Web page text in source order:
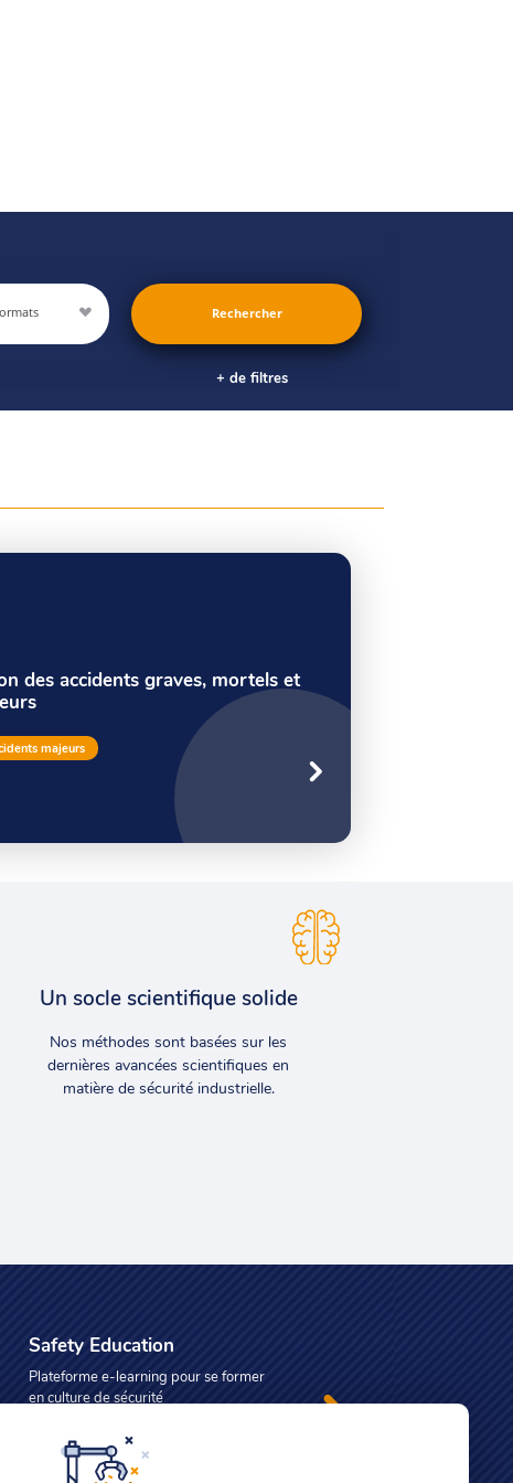
+ de filtres
des accidents graves, mortels et
majeurs
Un socle scientifique solide
Nos méthodes sont basées sur les
dernières avancées scientifiques en
matière de sécurité industrielle.
Safety Education
Plateforme e-learning pour se former
en culture de sécurité